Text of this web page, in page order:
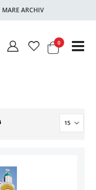
MARE ARCHIV
Warenkorb
0Artikel
In